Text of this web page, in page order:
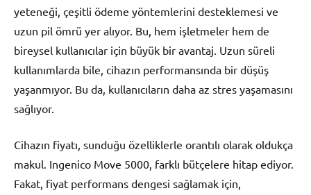
yeteneği, çeşitli ödeme yöntemlerini desteklemesi ve
uzun pil ömrü yer alıyor. Bu, hem işletmeler hem de
bireysel kullanıcılar için büyük bir avantaj. Uzun süreli
kullanımlarda bile, cihazın performansında bir düşüş
yaşanmıyor. Bu da, kullanıcıların daha az stres yaşamasını
sağlıyor.
Cihazın fiyatı, sunduğu özelliklerle orantılı olarak oldukça
makul. Ingenico Move 5000, farklı bütçelere hitap ediyor.
Fakat, fiyat performans dengesi sağlamak için,